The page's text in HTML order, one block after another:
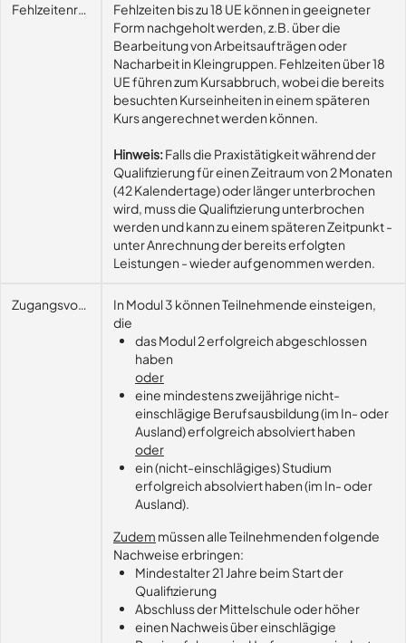
FehlzeitenregelungFehlzeiten bis zu 18 UE können in geeigneter
Form nachgeholt werden, z.B. über die
Bearbeitung von Arbeitsaufträgen oder
Nacharbeit in Kleingruppen. Fehlzeiten über 18
UE führen zum Kursabbruch, wobei die bereits
besuchten Kurseinheiten in einem späteren
Kurs angerechnet werden können.
Hinweis:Falls die Praxistätigkeit während der
Qualifizierung für einen Zeitraum von 2 Monaten
(42 Kalendertage) oder länger unterbrochen
wird, muss die Qualifizierung unterbrochen
werden und kann zu einem späteren Zeitpunkt -
unter Anrechnung der bereits erfolgten
Leistungen - wieder aufgenommen werden.
ZugangsvoraussetzungenIn Modul 3 können Teilnehmende einsteigen,
die
das Modul 2 erfolgreich abgeschlossen
haben
oder
eine mindestens zweijährige nicht-
einschlägige Berufsausbildung (im In- oder
Ausland) erfolgreich absolviert haben
oder
ein (nicht-einschlägiges) Studium
erfolgreich absolviert haben (im In- oder
Ausland).
Zudem müssen alle Teilnehmenden folgende
Nachweise erbringen:
Mindestalter 21 Jahre beim Start der
Qualifizierung
Abschluss der Mittelschule oder höher
einen Nachweis über einschlägige